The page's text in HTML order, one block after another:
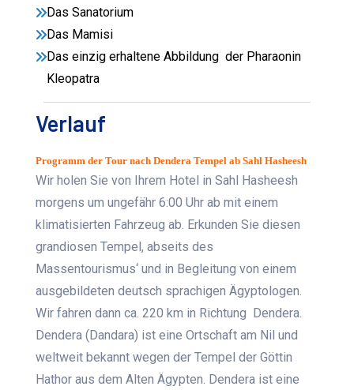
Das Sanatorium
Das Mamisi
Das einzig erhaltene Abbildung der Pharaonin
Kleopatra
Verlauf
Programm der Tour nach Dendera Tempel ab Sahl Hasheesh
Wir holen Sie von Ihrem Hotel in Sahl Hasheesh
morgens um ungefähr 6:00 Uhr ab mit einem
klimatisierten Fahrzeug ab. Erkunden Sie diesen
grandiosen Tempel, abseits des
Massentourismus‘ und in Begleitung von einem
ausgebildeten deutsch sprachigen Ägyptologen.
Wir fahren dann ca. 220 km in Richtung Dendera.
Dendera (Dandara) ist eine Ortschaft am Nil und
weltweit bekannt wegen der Tempel der Göttin
Hathor aus dem Alten Ägypten. Dendera ist eine